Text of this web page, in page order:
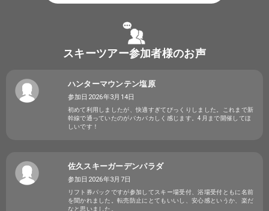
スキーツアー参加者様のお声
ハンターマウンテン塩原
参加日2026年3月14日
初めて利用しましたが、快適すぎてびっくりしました。これまで新
幹線で通っていたのがバカバカしく感じます。4月まで開催してほ
しいです！
佐久スキーガーデンパラダ
参加日2026年3月7日
リフト券パックですが参加してスキー場受付、浴場受付ともに名前
を聞かれました。転売防止にとてもいいし、安心感というか、楽だ
なと思いました。